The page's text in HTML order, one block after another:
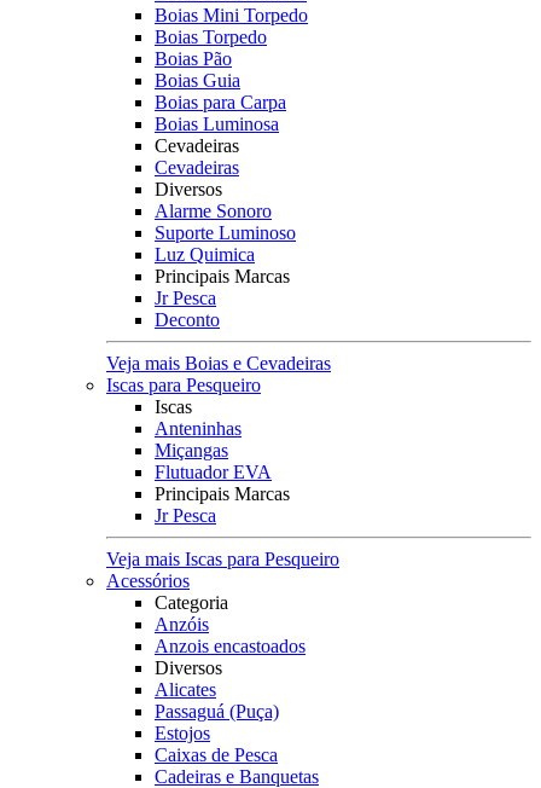
Boias Mini Torpedo
Boias Torpedo
Boias Pão
Boias Guia
Boias para Carpa
Boias Luminosa
Cevadeiras
Cevadeiras
Diversos
Alarme Sonoro
Suporte Luminoso
Luz Quimica
Principais Marcas
Jr Pesca
Deconto
Veja mais Boias e Cevadeiras
Iscas para Pesqueiro
Iscas
Anteninhas
Miçangas
Flutuador EVA
Principais Marcas
Jr Pesca
Veja mais Iscas para Pesqueiro
Acessórios
Categoria
Anzóis
Anzois encastoados
Diversos
Alicates
Passaguá (Puça)
Estojos
Caixas de Pesca
Cadeiras e Banquetas